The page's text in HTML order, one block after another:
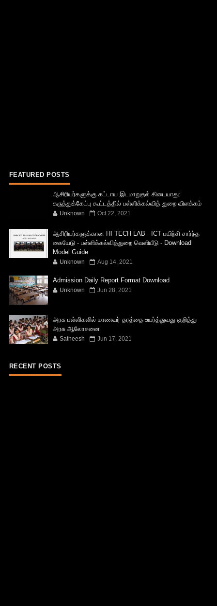
FEATURED POSTS
ஆசிரியர்களுக்கு கட்டாய இடமாறுதல் கிடையாது:
கருத்துக்கேட்பு கூட்டத்தில் பள்ளிக்கல்வித் துறை விளக்கம்
Unknown Oct 22, 2021
ஆசிரியர்களுக்கான HI TECH LAB - ICT பயிற்சி சார்ந்த
கையேடு - பள்ளிக்கல்வித்துறை வெளியீடு - Download
Model Guide
Unknown Aug 14, 2021
Admission Daily Report Format Download
Unknown Jun 28, 2021
அரசு பள்ளிகளில் மாணவர் தரத்தை உயர்த்துவது குறித்து
அரசு ஆலோசனை
Satheesh Jun 17, 2021
RECENT POSTS